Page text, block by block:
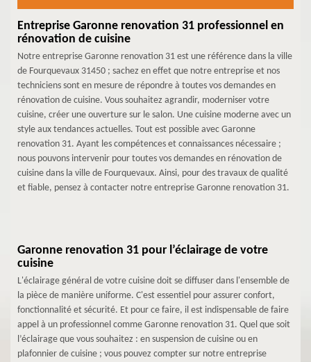
Entreprise Garonne renovation 31 professionnel en
rénovation de cuisine
Notre entreprise Garonne renovation 31 est une référence dans la ville
de Fourquevaux 31450 ; sachez en effet que notre entreprise et nos
techniciens sont en mesure de répondre à toutes vos demandes en
rénovation de cuisine. Vous souhaitez agrandir, moderniser votre
cuisine, créer une ouverture sur le salon. Une cuisine moderne avec un
style aux tendances actuelles. Tout est possible avec Garonne
renovation 31. Ayant les compétences et connaissances nécessaire ;
nous pouvons intervenir pour toutes vos demandes en rénovation de
cuisine dans la ville de Fourquevaux. Ainsi, pour des travaux de qualité
et fiable, pensez à contacter notre entreprise Garonne renovation 31.
Garonne renovation 31 pour l’éclairage de votre
cuisine
L'éclairage général de votre cuisine doit se diffuser dans l'ensemble de
la pièce de manière uniforme. C'est essentiel pour assurer confort,
fonctionnalité et sécurité. Et pour ce faire, il est indispensable de faire
appel à un professionnel comme Garonne renovation 31. Quel que soit
l’éclairage que vous souhaitez : en suspension de cuisine ou en
plafonnier de cuisine ; vous pouvez compter sur notre entreprise